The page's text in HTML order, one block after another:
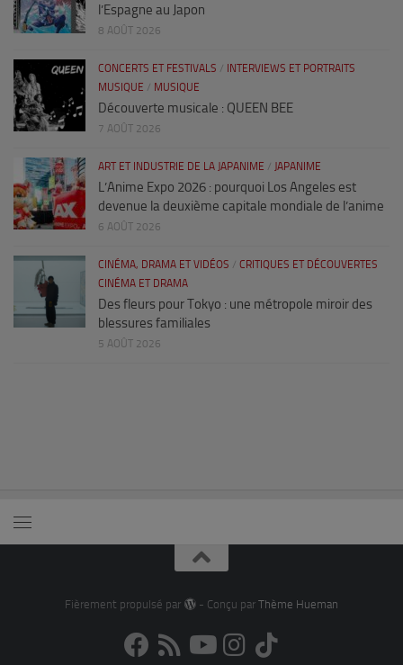
l’Espagne au Japon
8 AOÛT 2026
CONCERTS ET FESTIVALS / INTERVIEWS ET PORTRAITS
MUSIQUE / MUSIQUE
Découverte musicale : QUEEN BEE
7 AOÛT 2026
ART ET INDUSTRIE DE LA JAPANIME / JAPANIME
L’Anime Expo 2026 : pourquoi Los Angeles est
devenue la deuxième capitale mondiale de l’anime
6 AOÛT 2026
CINÉMA, DRAMA ET VIDÉOS / CRITIQUES ET DÉCOUVERTES
CINÉMA ET DRAMA
Des fleurs pour Tokyo : une métropole miroir des
blessures familiales
5 AOÛT 2026
Fièrement propulsé par - Conçu par Thème Hueman